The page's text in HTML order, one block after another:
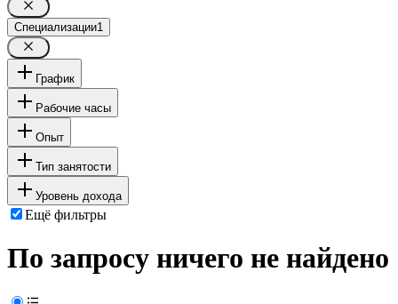
Специализации1
График
Рабочие часы
Опыт
Тип занятости
Уровень дохода
Ещё фильтры
По запросу ничего не найдено